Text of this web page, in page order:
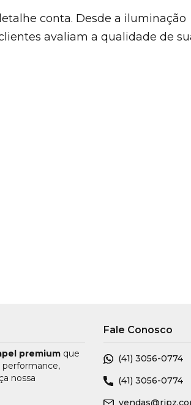
conta. Desde a iluminação
avaliam a qualidade de
premium que
performance,
nossa
Fale Conosco
(41) 3056-0774
(41) 3056-0774